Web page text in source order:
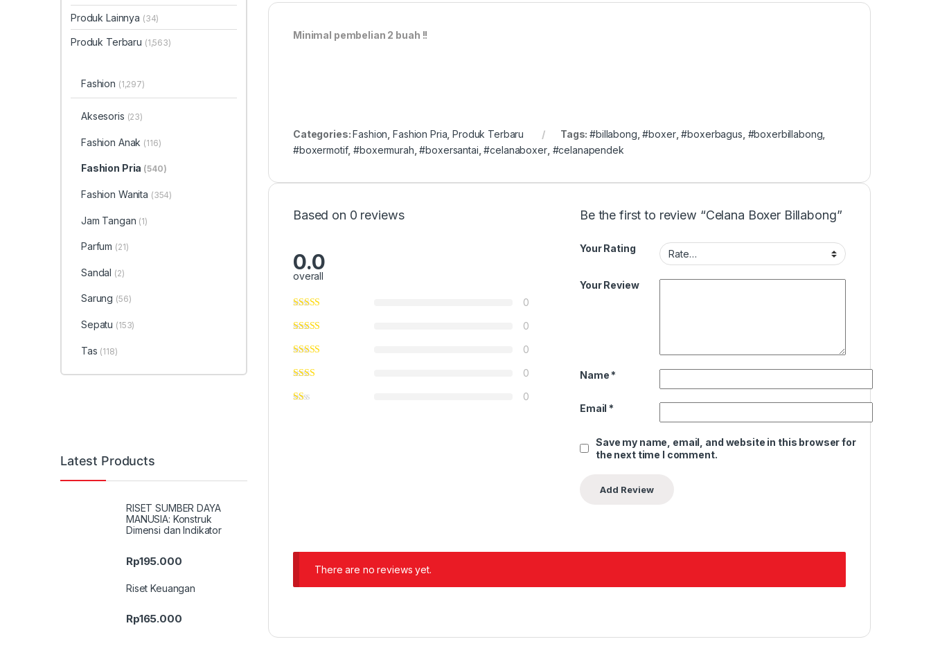
Minimal pembelian 2 buah !!
Categories:Fashion,Fashion Pria,Produk Terbaru Tags:#billabong,#boxer,#boxerbagus, #boxerbillabong,
#boxermotif,#boxermurah,#boxersantai,#celanaboxer, #celanapendek
Based on 0 reviews
0.0
overall
0
0
0
0
0
Be the first to review “Celana Boxer Billabong”
Your Rating
Your Review
Name *
Email *
Save my name, email, and website in this browser for
the next time I comment.
There are no reviews yet.
Produk Lainnya (34)
Produk Terbaru (1,563)
Fashion (1,297)
Aksesoris (23)
Fashion Anak (116)
Fashion Pria (540)
Fashion Wanita (354)
Jam Tangan (1)
Parfum (21)
Sandal (2)
Sarung (56)
Sepatu (153)
Tas (118)
Latest Products
RISET SUMBER DAYA
MANUSIA: Konstruk
Dimensi dan Indikator
Rp195.000
Riset Keuangan
Rp165.000